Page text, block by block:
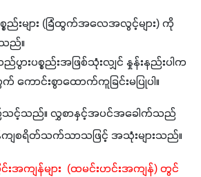
ည်းများ (ခြံထွက်အလေအလွင့်များ) ကို
ည်။
ားပစ္စည်းအဖြစ်သုံးလျှင် နှုန်းနည်းပါက
ောင်းစွာထောက်ကူခြင်းမပြုပါ။
င့်သည်။ လွှစာနှင့်အပင်အခေါက်သည်
စရိတ်သက်သာသဖြင့် အသုံးများသည်။
ကျန်များ  (ထမင်းဟင်းအကျန်) တွင်